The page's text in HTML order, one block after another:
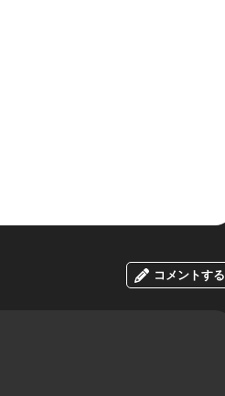
コメントする